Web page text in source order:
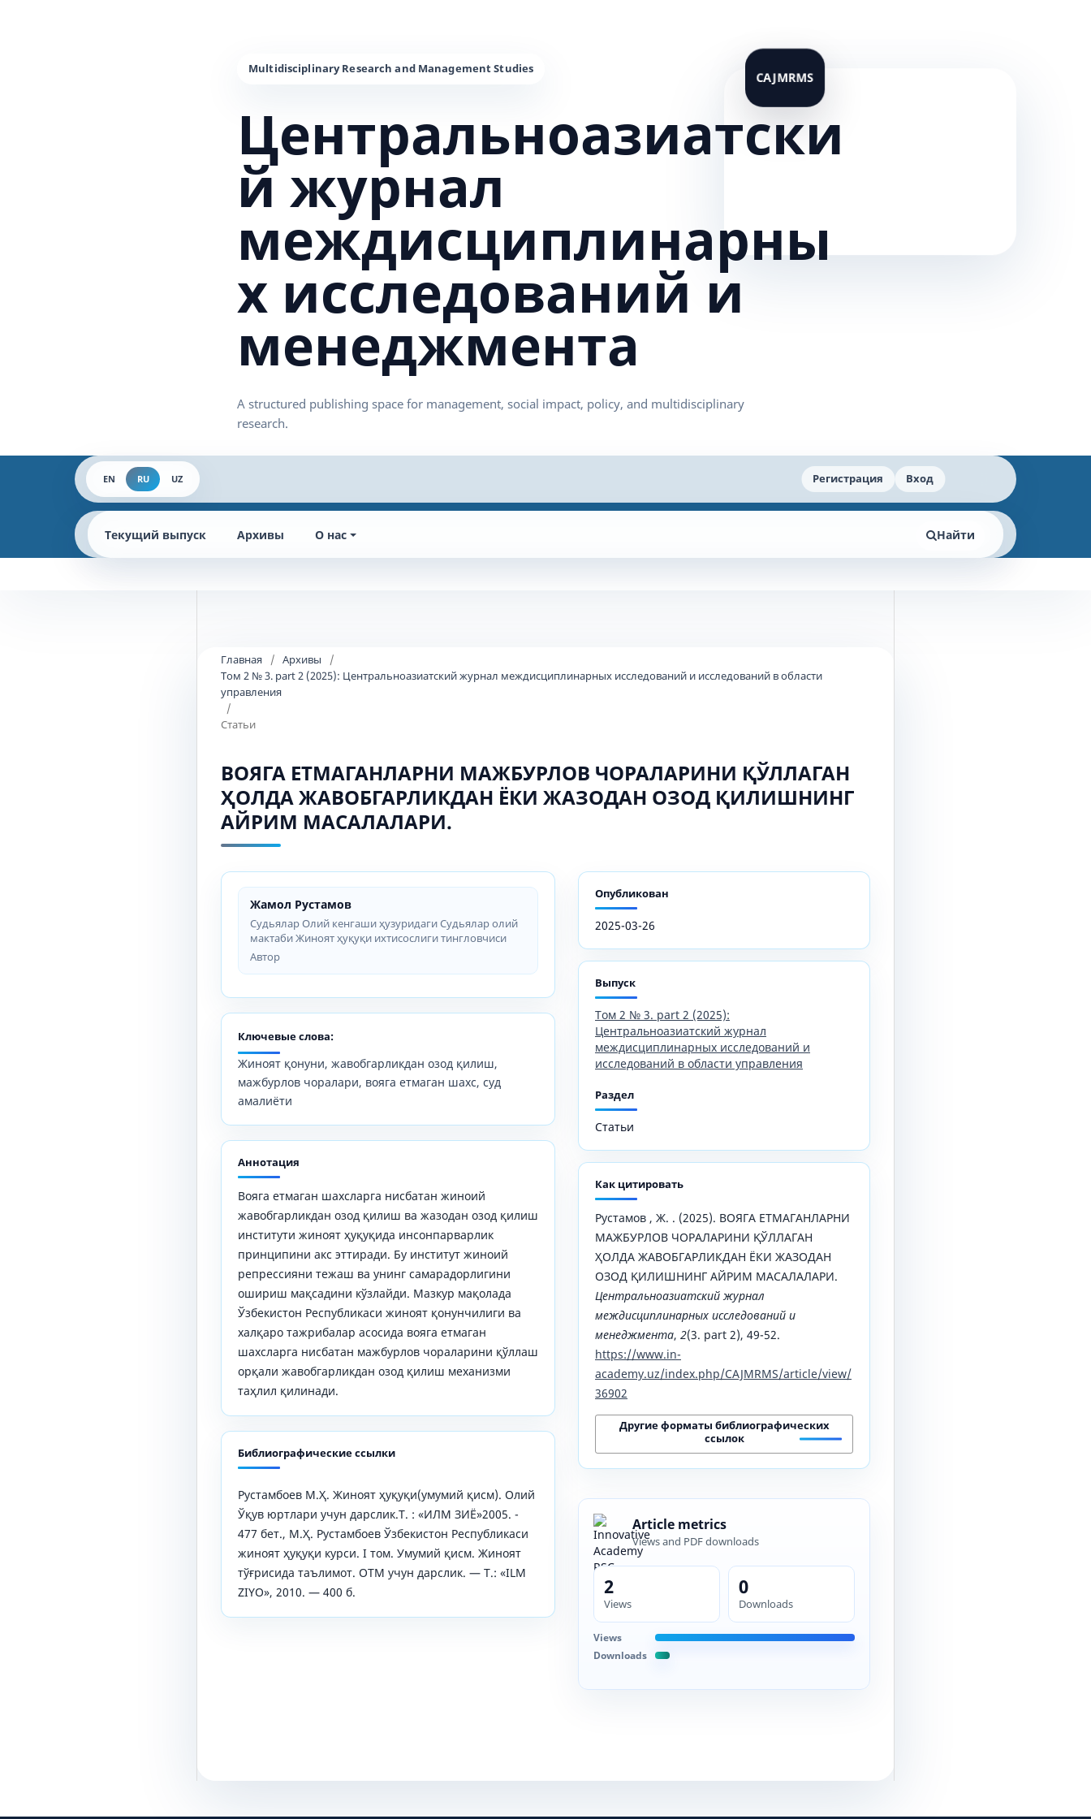
Центральноазиатски
й журнал
междисциплинарны
х исследований и
менеджмента
EN RU UZ Регистрация Вход
Текущий выпуск Архивы О нас Найти
Главная / Архивы
/
Том 2 № 3. part 2 (2025): Центральноазиатский журнал междисциплинарных исследований и исследований в области
управления
/
Статьи
ВОЯГА ЕТМАГАНЛАРНИ МАЖБУРЛОВ ЧОРАЛАРИНИ ҚЎЛЛАГАН
ҲОЛДА ЖАВОБГАРЛИКДАН ЁКИ ЖАЗОДАН ОЗОД ҚИЛИШНИНГ
АЙРИМ МАСАЛАЛАРИ.
Жамол Рустамов
Судьялар Олий кенгаши ҳузуридаги Судьялар олий
мактаби Жиноят ҳуқуқи ихтисослиги тингловчиси
Автор
Ключевые слова:
Жиноят қонуни, жавобгарликдан озод қилиш,
мажбурлов чоралари, вояга етмаган шахс, суд
амалиёти
Аннотация
Вояга етмаган шахсларга нисбатан жиноий
жавобгарликдан озод қилиш ва жазодан озод қилиш
институти жиноят ҳуқуқида инсонпарварлик
принципини акс эттиради. Бу институт жиноий
репрессияни тежаш ва унинг самарадорлигини
ошириш мақсадини кўзлайди. Мазкур мақолада
Ўзбекистон Республикаси жиноят қонунчилиги ва
халқаро тажрибалар асосида вояга етмаган
шахсларга нисбатан мажбурлов чораларини қўллаш
орқали жавобгарликдан озод қилиш механизми
таҳлил қилинади.
Библиографические ссылки
Рустамбоев М.Ҳ. Жиноят ҳуқуқи(умумий қисм). Олий
Ўқув юртлари учун дарслик.Т. : «ИЛМ ЗИЁ»2005. -
477 бет., М.Ҳ. Рустамбоев Ўзбекистон Республикаси
жиноят ҳуқуқи курси. I том. Умумий қисм. Жиноят
тўғрисида таълимот. ОТМ учун дарслик. — Т.: «ILM
ZIYO», 2010. — 400 б.
Опубликован
2025-03-26
Выпуск
Том 2 № 3. part 2 (2025):
Центральноазиатский журнал
междисциплинарных исследований и
исследований в области управления
Раздел
Статьи
Как цитировать
Рустамов , Ж. . (2025). ВОЯГА ЕТМАГАНЛАРНИ
МАЖБУРЛОВ ЧОРАЛАРИНИ ҚЎЛЛАГАН
ҲОЛДА ЖАВОБГАРЛИКДАН ЁКИ ЖАЗОДАН
ОЗОД ҚИЛИШНИНГ АЙРИМ МАСАЛАЛАРИ.
Центральноазиатский журнал
междисциплинарных исследований и
менеджмента, 2(3. part 2), 49-52.
https://www.in-
academy.uz/index.php/CAJMRMS/article/view/
36902
Другие форматы библиографических
ссылок
Article metrics
Views and PDF downloads
2
Views
0
Downloads
Views
Downloads